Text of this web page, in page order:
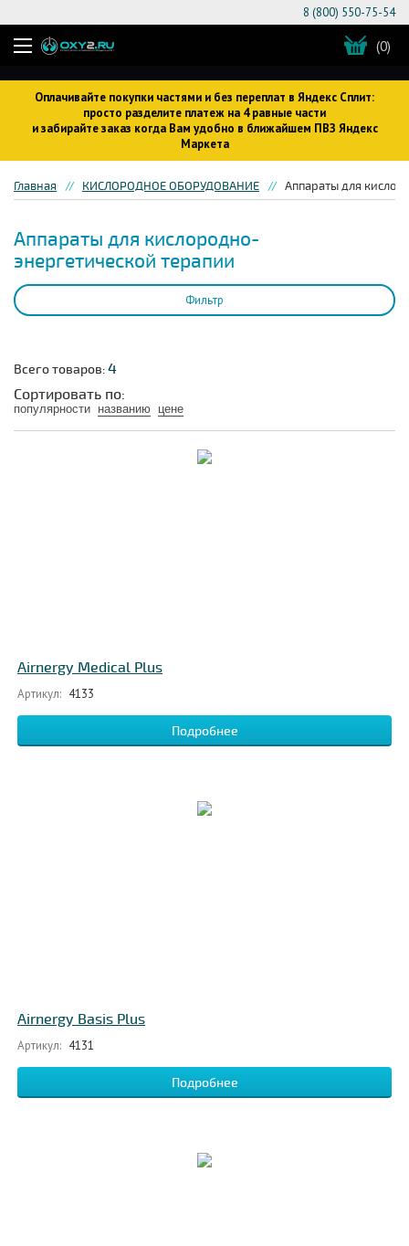
Оплачивайте покупки частями и без переплат в Яндекс Сплит:
просто разделите платеж на 4 равные части
и забирайте заказ когда Вам удобно в ближайшем ПВЗ Яндекс
Маркета
8 (800) 550-75-54
(0)
Главная КИСЛОРОДНОЕ ОБОРУДОВАНИЕ Аппараты для
Аппараты для кислородно-
энергетической терапии
Фильтр
Всего товаров:4
Сортировать по:
популярности названию цене
Airnergy Medical Plus
Артикул: 4133
Подробнее
Airnergy Basis Plus
Артикул: 4131
Подробнее